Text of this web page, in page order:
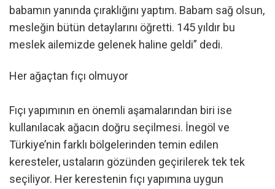
babamın yanında çıraklığını yaptım. Babam sağ olsun,
mesleğin bütün detaylarını öğretti. 145 yıldır bu
meslek ailemizde gelenek haline geldi” dedi.
Her ağaçtan fıçı olmuyor
Fıçı yapımının en önemli aşamalarından biri ise
kullanılacak ağacın doğru seçilmesi. İnegöl ve
Türkiye’nin farklı bölgelerinden temin edilen
keresteler, ustaların gözünden geçirilerek tek tek
seçiliyor. Her kerestenin fıçı yapımına uygun